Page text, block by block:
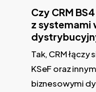
Czy CRM
z systemami
Tak, CRM łączy
KSeF oraz
biznesowymi